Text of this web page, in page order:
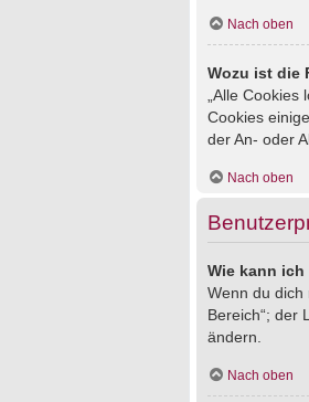
Nach oben
Wozu ist die
„Alle
Cookies
der An- oder
Nach oben
Wie kann
Wenn du dich
Bereich“; der
ändern.
Nach oben